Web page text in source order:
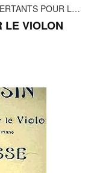
20 SOLOS CONCERTANTS POUR LE VIOLON
LE VIOLON